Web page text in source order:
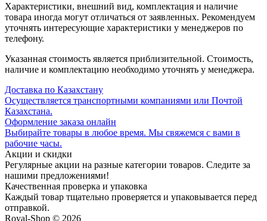
Характеристики, внешний вид, комплектация и наличие
товара иногда могут отличаться от заявленных. Рекомендуем
уточнять интересующие характеристики у менеджеров по
телефону.
Указанная стоимость является приблизительной. Стоимость,
наличие и комплектацию необходимо уточнять у менеджера.
Доставка по Казахстану
Осуществляется транспортными компаниями или Почтой
Казахстана.
Оформление заказа онлайн
Выбирайте товары в любое время. Мы свяжемся с вами в
рабочие часы.
Акции и скидки
Регулярные акции на разные категории товаров. Следите за
нашими предложениями!
Качественная проверка и упаковка
Каждый товар тщательно проверяется и упаковывается перед
отправкой.
Royal-Shop © 2026